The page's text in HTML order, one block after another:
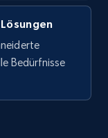
Date
more.
Bedürfnisse